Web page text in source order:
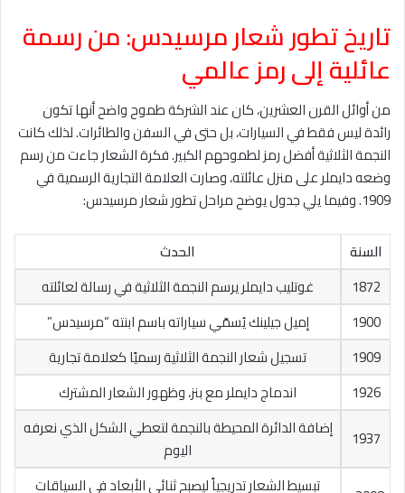
تاريخ تطور شعار مرسيدس: من رسمة
عائلية إلى رمز عالمي
من أوائل القرن العشرين، كان عند الشركة طموح واضح أنها تكون
رائدة ليس فقط في السيارات، بل حتى في السفن والطائرات. لذلك كانت
النجمة الثلاثية أفضل رمز لطموحهم الكبير. فكرة الشعار جاءت من رسم
وضعه دايملر على منزل عائلته، وصارت العلامة التجارية الرسمية في
1909. وفيما يلي جدول يوضح مراحل تطور شعار مرسيدس:
السنة
الحدث
1872
غوتليب دايملر يرسم النجمة الثلاثية في رسالة لعائلته
1900
إميل جيلينك يُسمّي سياراته باسم ابنته “مرسيدس”
1909
تسجيل شعار النجمة الثلاثية رسميًا كعلامة تجارية
1926
اندماج دايملر مع بنز، وظهور الشعار المشترك
1937
إضافة الدائرة المحيطة بالنجمة لتعطي الشكل الذي نعرفه
اليوم
تبسيط الشعار تدريجياً ليصبح ثنائي الأبعاد في السياقات